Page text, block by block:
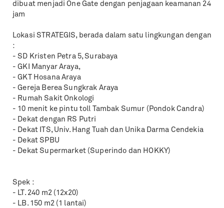
dibuat menjadi One Gate dengan penjagaan keamanan 24
jam
Lokasi STRATEGIS, berada dalam satu lingkungan dengan
:
- SD Kristen Petra 5, Surabaya
- GKI Manyar Araya,
- GKT Hosana Araya
- Gereja Berea Sungkrak Araya
- Rumah Sakit Onkologi
- 10 menit ke pintu toll Tambak Sumur (Pondok Candra)
- Dekat dengan RS Putri
- Dekat ITS, Univ. Hang Tuah dan Unika Darma Cendekia
- Dekat SPBU
- Dekat Supermarket (Superindo dan HOKKY)
Spek :
- LT. 240 m2 (12x20)
- LB. 150 m2 (1 lantai)